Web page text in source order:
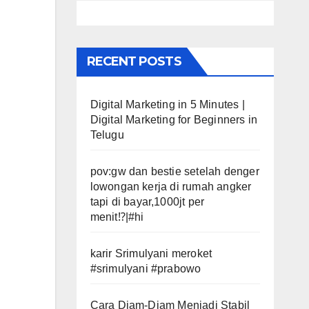
RECENT POSTS
Digital Marketing in 5 Minutes |
Digital Marketing for Beginners in
Telugu
pov:gw dan bestie setelah denger
lowongan kerja di rumah angker
tapi di bayar,1000jt per
menit⁉️|#hi
karir Srimulyani meroket
#srimulyani #prabowo
Cara Diam-Diam Menjadi Stabil